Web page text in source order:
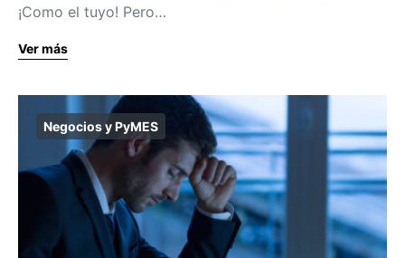
¡Como el tuyo! Pero…
Ver más
Negocios y PyMES